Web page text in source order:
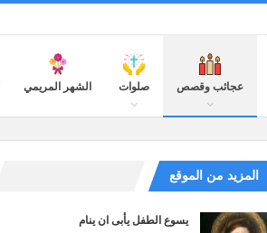
عجائب وقصص صلوات الشهر المريمي
المزيد من الموقع
يسوع الطفل يأبى ان ينام